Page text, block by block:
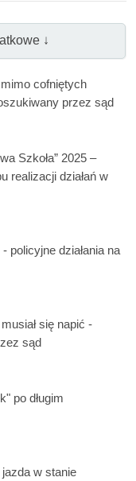
↓
cofniętych
przez sąd
Szkoła” 2025 –
realizacji działań w
policyjne działania na
się napić -
sąd
po długim
w stanie